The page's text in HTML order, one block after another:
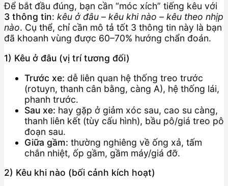
Để bắt đầu đúng, bạn cần “móc xích” tiếng kêu với
3 thông tin: kêu ở đâu – kêu khi nào – kêu theo nhịp
nào. Cụ thể, chỉ cần mô tả tốt 3 thông tin này là bạn
đã khoanh vùng được 60–70% hướng chẩn đoán.
1) Kêu ở đâu (vị trí tương đối)
Trước xe: dễ liên quan hệ thống treo trước
(rotuyn, thanh cân bằng, càng A), hệ thống lái,
phanh trước.
Sau xe: hay gặp ở giảm xóc sau, cao su càng,
thanh liên kết (tùy cấu hình), bầu pô/giá treo pô
đoạn sau.
Giữa gầm: thường nghiêng về ống xả, tấm
chắn nhiệt, ốp gầm, gầm máy/giá đỡ.
2) Kêu khi nào (bối cảnh kích hoạt)